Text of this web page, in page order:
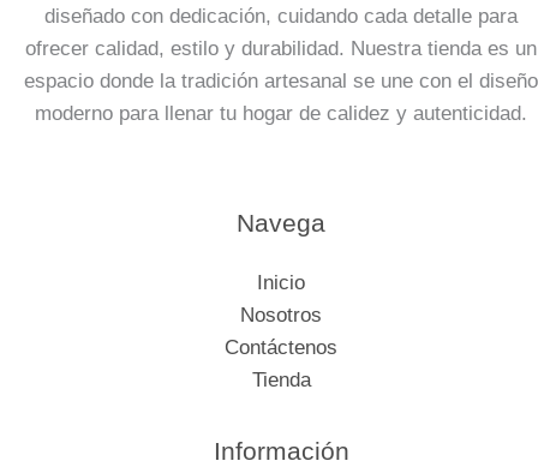
diseñado con dedicación, cuidando cada detalle para
ofrecer calidad, estilo y durabilidad. Nuestra tienda es un
espacio donde la tradición artesanal se une con el diseño
moderno para llenar tu hogar de calidez y autenticidad.
Navega
Inicio
Nosotros
Contáctenos
Tienda
Información